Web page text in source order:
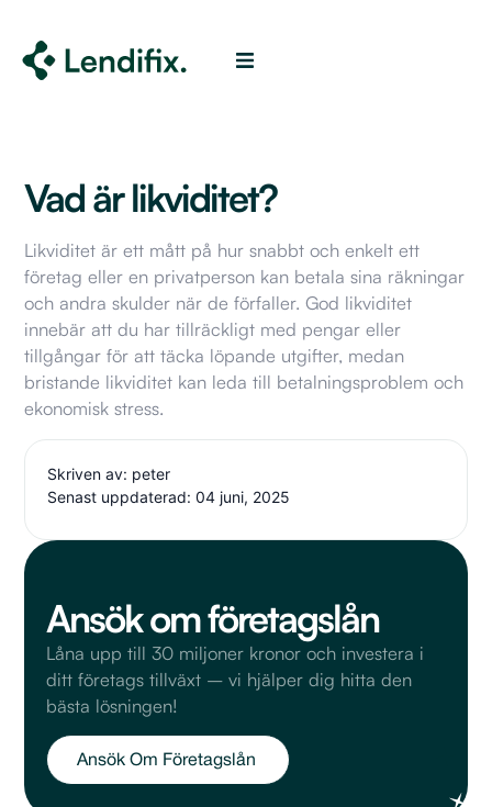
Vad är likviditet?
Likviditet är ett mått på hur snabbt och enkelt ett
företag eller en privatperson kan betala sina räkningar
och andra skulder när de förfaller. God likviditet
innebär att du har tillräckligt med pengar eller
tillgångar för att täcka löpande utgifter, medan
bristande likviditet kan leda till betalningsproblem och
ekonomisk stress.
Skriven av: peter
Senast uppdaterad: 04 juni, 2025
Ansök om företagslån
Låna upp till 30 miljoner kronor och investera i
ditt företags tillväxt – vi hjälper dig hitta den
bästa lösningen!
Ansök Om Företagslån